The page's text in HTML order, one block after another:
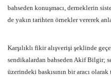
bahseden konuşmacı, derneklerin
de yakın tarihten örnekler vererek
Karşılıklı fikir alışverişi şeklinde
sendikalardan bahseden Akif Bilgir;
üzerindeki baskısının bir aracı